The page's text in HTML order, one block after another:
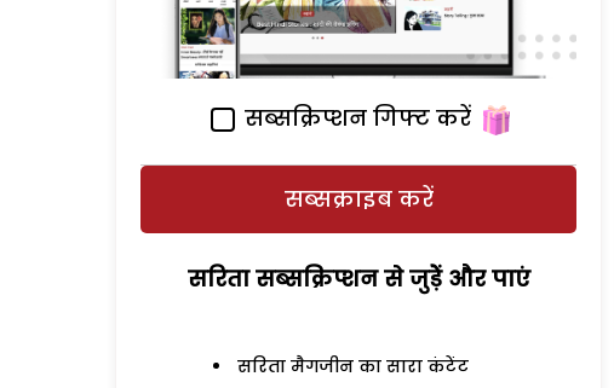
सब्सक्रिप्शन गिफ्ट करें
सब्सक्राइब करें
सरिता सब्सक्रिप्शन से जुड़ेें और पाएं
सरिता मैगजीन का सारा कंटेंट